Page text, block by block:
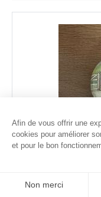
Coeur de
Afin de vous offrir une
cookies pour améliorer
et pour le bon
Non merci